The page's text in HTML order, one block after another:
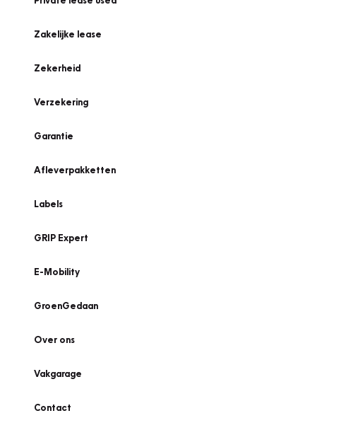
Zakelijke lease
Zekerheid
Verzekering
Garantie
Afleverpakketten
Labels
GRIP Expert
E-Mobility
GroenGedaan
Over ons
Vakgarage
Contact